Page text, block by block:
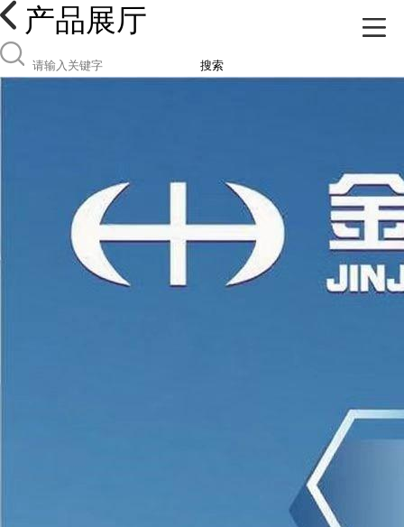
产品展厅
搜索